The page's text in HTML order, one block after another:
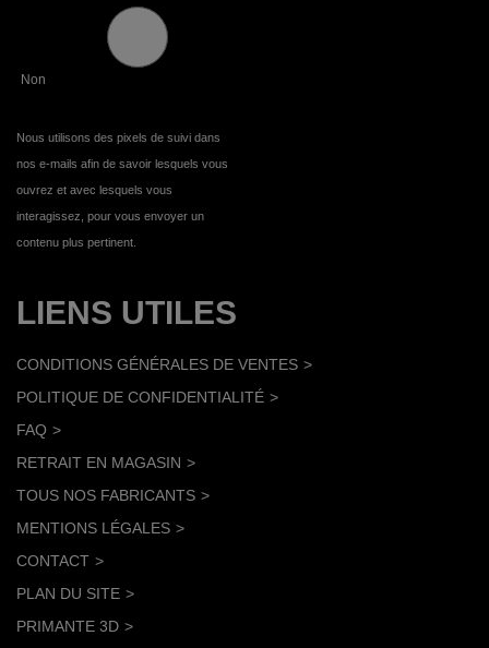
Non
Nous utilisons des pixels de suivi dans
nos e-mails afin de savoir lesquels vous
ouvrez et avec lesquels vous
interagissez, pour vous envoyer un
contenu plus pertinent.
LIENS UTILES
CONDITIONS GÉNÉRALES DE VENTES
POLITIQUE DE CONFIDENTIALITÉ
FAQ
RETRAIT EN MAGASIN
TOUS NOS FABRICANTS
MENTIONS LÉGALES
CONTACT
PLAN DU SITE
PRIMANTE 3D